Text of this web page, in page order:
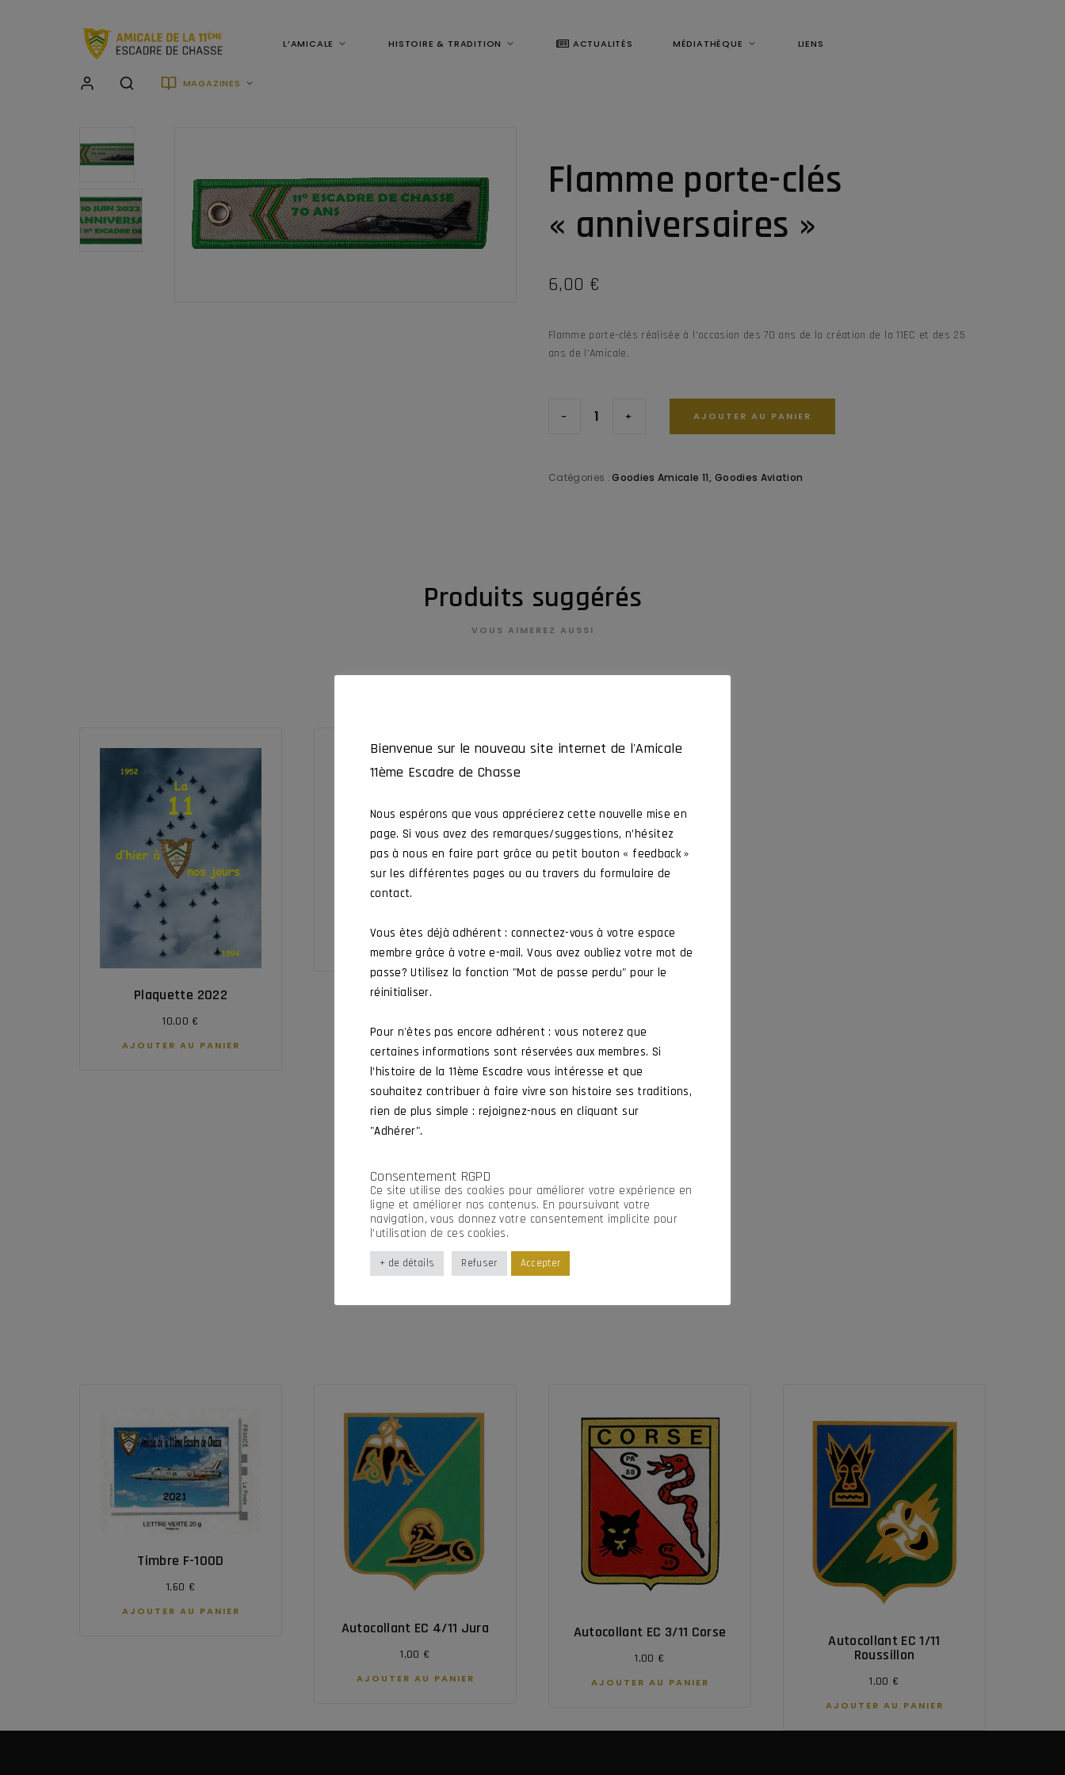
L’AMICALE HISTOIRE & TRADITION ACTUALITÉS MÉDIATHÈQUE LIENS
MAGAZINES
Flamme porte-clés
« anniversaires »
6,00 €
Flamme porte-clés réalisée à l’occasion des 70 ans de la création de la 11EC et des 25
ans de l’Amicale.
- + AJOUTER AU PANIER
Catégories :Goodies Amicale 11 Goodies Aviation
Produits suggérés
VOUS AIMEREZ AUSSI
Plaquette 2022
10,00 €
AJOUTER AU PANIER
Coin 2022
AJOUTER AU PANIER
Produits similaires
Timbre F-100D
1,60 €
AJOUTER AU PANIER
Autocollant EC 4/11 Jura
1,00 €
AJOUTER AU PANIER
Autocollant EC 3/11 Corse
1,00 €
AJOUTER AU PANIER
Autocollant EC 1/11
Roussillon
1,00 €
AJOUTER AU PANIER
Bienvenue sur le nouveau site internet de l'Amicale
11ème Escadre de Chasse
Nous espérons que vous apprécierez cette nouvelle mise en
page. Si vous avez des remarques/suggestions, n’hésitez
pas à nous en faire part grâce au petit bouton « feedback »
sur les différentes pages ou au travers du formulaire de
contact.
Vous êtes déjà adhérent : connectez-vous à votre espace
membre grâce à votre e-mail. Vous avez oubliez votre mot de
passe? Utilisez la fonction "Mot de passe perdu" pour le
réinitialiser.
Pour n'êtes pas encore adhérent : vous noterez que
certaines informations sont réservées aux membres. Si
l’histoire de la 11ème Escadre vous intéresse et que
souhaitez contribuer à faire vivre son histoire ses traditions,
rien de plus simple : rejoignez-nous en cliquant sur
"Adhérer".
Consentement RGPD
Ce site utilise des cookies pour améliorer votre expérience en
ligne et améliorer nos contenus. En poursuivant votre
navigation, vous donnez votre consentement implicite pour
l’utilisation de ces cookies.
+ de détails Refuser Accepter